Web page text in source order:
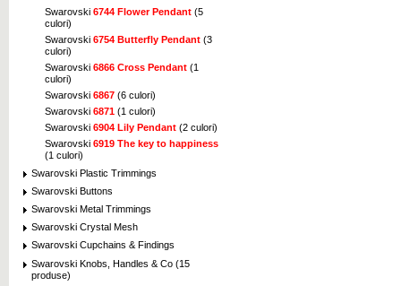
Swarovski 6744 Flower Pendant (5
culori)
Swarovski 6754 Butterfly Pendant (3
culori)
Swarovski 6866 Cross Pendant (1
culori)
Swarovski 6867 (6 culori)
Swarovski 6871 (1 culori)
Swarovski 6904 Lily Pendant (2 culori)
Swarovski 6919 The key to happiness
(1 culori)
Swarovski Plastic Trimmings
Swarovski Buttons
Swarovski Metal Trimmings
Swarovski Crystal Mesh
Swarovski Cupchains & Findings
Swarovski Knobs, Handles & Co (15
produse)